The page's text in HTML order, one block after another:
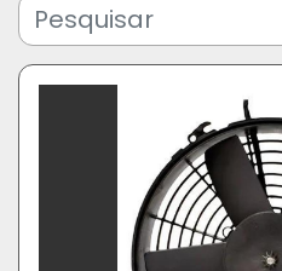
Fabricante